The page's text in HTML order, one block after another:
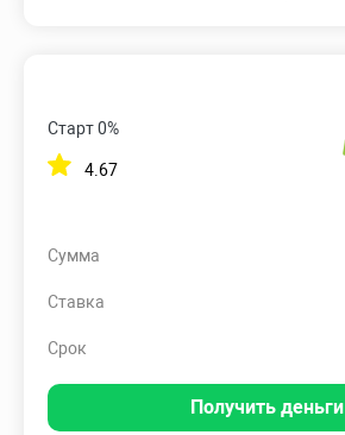
Старт 0%
4.67
Сумма
Ставка
Срок
Получить деньги